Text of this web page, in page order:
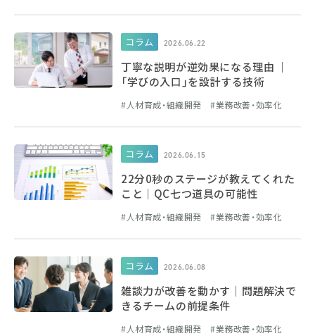
コラム 2026.06.22
丁寧な説明が逆効果になる理由 ｜
「学びの入口」を設計する技術
人材育成・組織開発 業務改善・効率化
コラム 2026.06.15
22分0秒のステージが教えてくれた
こと｜QC七つ道具の可能性
人材育成・組織開発 業務改善・効率化
コラム 2026.06.08
雑談力が改善を動かす｜問題解決で
きるチームの前提条件
人材育成・組織開発 業務改善・効率化